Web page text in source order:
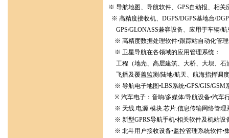
※ 导航地图、导航软件、GPS自动报、相关
※ 高精度接收机、DGPS/DGPS基地台/
GPS/GLONASS兼容设备、应用于车辆/
※ 高精度数据处理软件•跟踪站自动化管
※ 卫星导航在各领域的应用管理系统：
工程（地壳、高层建筑、大桥、大坝、石
飞播及覆盖监测/陆地/航天、航海指挥调
※ 导航电子地图•LBS系统•GPS/GIS/GSM
※ 汽车电子：音响/多媒体/导航设备•汽车
※ 天线.电源.模块.芯片.信息传输网络管理
※ 新型GPRS导航手机•相关软件及机站设
※ 北斗用户接收设备•监控管理系统软件•